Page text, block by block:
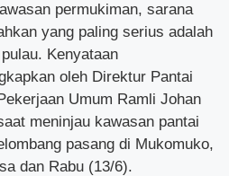
permukiman, sarana
yang paling serius adalah
Kenyataan
oleh Direktur Pantai
Umum Ramli Johan
meninjau kawasan pantai
pasang di Mukomuko,
dan Rabu (13/6).